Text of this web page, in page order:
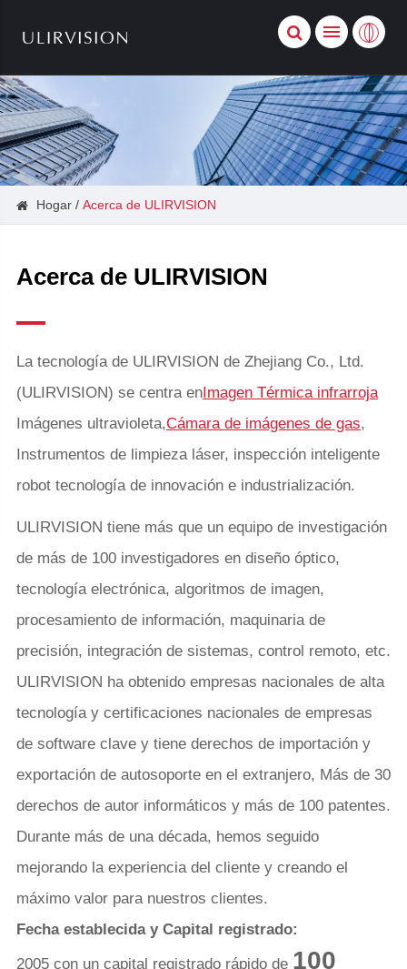
Hogar Acerca de ULIRVISION
Acerca de ULIRVISION
La tecnología de ULIRVISION de Zhejiang Co., Ltd.
(ULIRVISION) se centra enImagen Térmica infrarroja
Imágenes ultravioleta,Cámara de imágenes de gas,
Instrumentos de limpieza láser, inspección inteligente
robot tecnología de innovación e industrialización.
ULIRVISION tiene más que un equipo de investigación
de más de 100 investigadores en diseño óptico,
tecnología electrónica, algoritmos de imagen,
procesamiento de información, maquinaria de
precisión, integración de sistemas, control remoto, etc.
ULIRVISION ha obtenido empresas nacionales de alta
tecnología y certificaciones nacionales de empresas
de software clave y tiene derechos de importación y
exportación de autosoporte en el extranjero, Más de 30
derechos de autor informáticos y más de 100 patentes.
Durante más de una década, hemos seguido
mejorando la experiencia del cliente y creando el
máximo valor para nuestros clientes.
Fecha establecida y Capital registrado:
2005 con un capital registrado rápido de 100